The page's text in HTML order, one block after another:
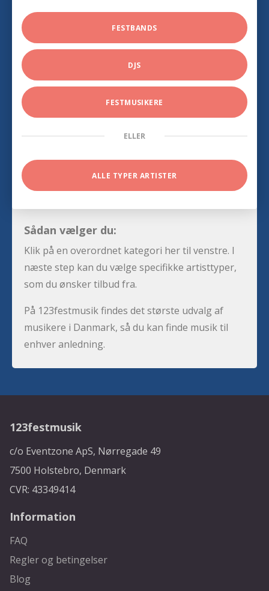
FESTBANDS
DJS
FESTMUSIKERE
ELLER
ALLE TYPER ARTISTER
Sådan vælger du:
Klik på en overordnet kategori her til venstre. I
næste step kan du vælge specifikke artisttyper,
som du ønsker tilbud fra.
På 123festmusik findes det største udvalg af
musikere i Danmark, så du kan finde musik til
enhver anledning.
123festmusik
c/o Eventzone ApS, Nørregade 49
7500 Holstebro, Denmark
CVR: 43349414
Information
FAQ
Regler og betingelser
Blog